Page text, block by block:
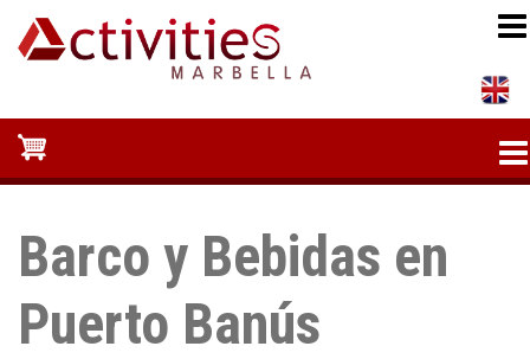
Pasar
Barco y Bebidas en
Puerto Banús